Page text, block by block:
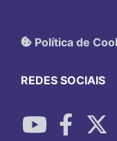
Política de
REDES SOCIAIS